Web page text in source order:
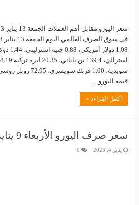
سويدية، 1.00 فرنك
قيمة اليورو …
أكمل القراءة »
سعر صرف اليورو الأربعاء 9 يناير 2023
يناير 4, 2023 0